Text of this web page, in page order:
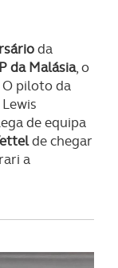
da
da Malásia, o
O piloto da
Lewis
de equipa
de chegar
a